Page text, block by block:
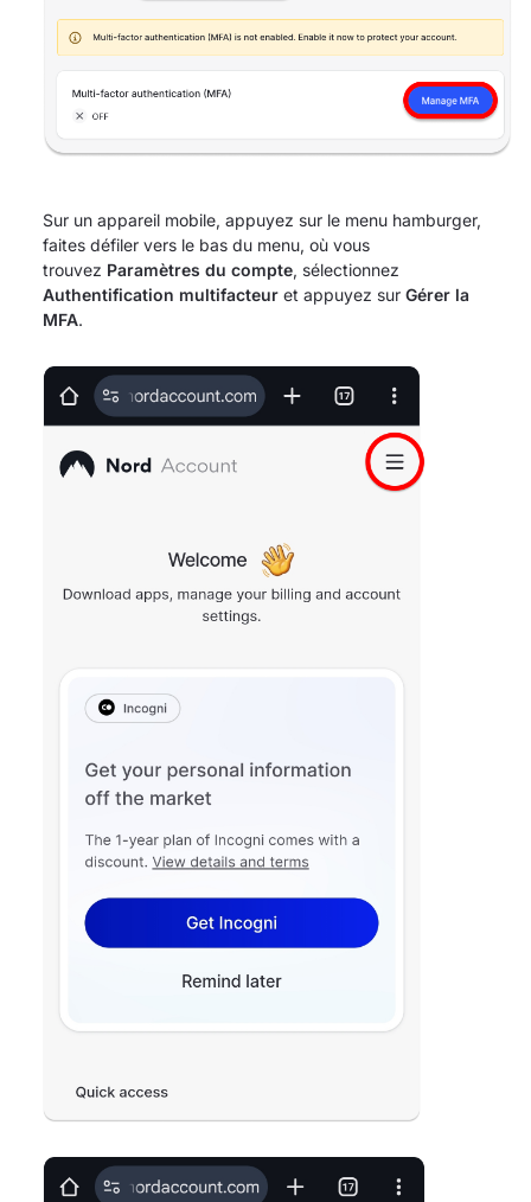
Sur un appareil mobile, appuyez sur le menu hamburger,
faites défiler vers le bas du menu, où vous
trouvez Paramètres du compte, sélectionnez
Authentification multifacteur et appuyez sur Gérer la
MFA.